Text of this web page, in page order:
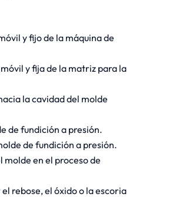
y fijo de la máquina de
y fija de la matriz para la
la cavidad del molde
de fundición a presión.
de fundición a presión.
en el proceso de
rebose, el óxido o la escoria